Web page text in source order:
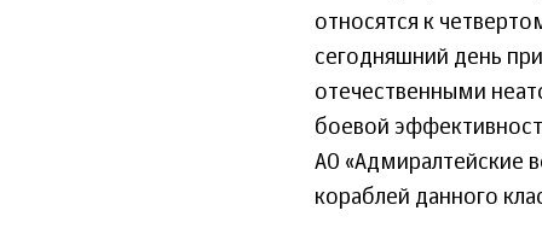
относятся к
сегодняшний день
отечественными
боевой
АО «Адмиралтейские
кораблей данного